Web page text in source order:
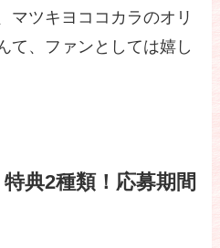
マツキヨココカラのオリ
て、ファンとしては嬉し
典2種類！応募期間